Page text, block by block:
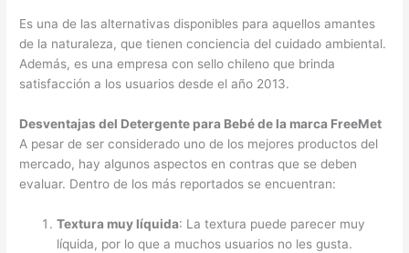
Es una de las alternativas disponibles para aquellos amantes
de la naturaleza, que tienen conciencia del cuidado ambiental.
Además, es una empresa con sello chileno que brinda
satisfacción a los usuarios desde el año 2013.
Desventajas del Detergente para Bebé de la marca FreeMet
A pesar de ser considerado uno de los mejores productos del
mercado, hay algunos aspectos en contras que se deben
evaluar. Dentro de los más reportados se encuentran:
Textura muy líquida: La textura puede parecer muy
líquida, por lo que a muchos usuarios no les gusta.